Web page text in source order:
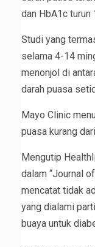
dan HbA1c turun
Studi yang
selama 4-14
menonjol di
darah puasa
Mayo Clinic
puasa kurang
Mengutip
dalam “Journal
mencatat tidak
yang dialami
buaya untuk